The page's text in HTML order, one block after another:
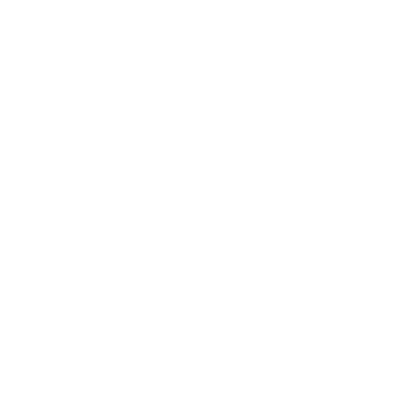
させていただ
了承ください。
き作成されるも
御機器販売店・
ようお願いしま
ズにご登録され
社の共同利用者
とをご了承くだ
ず変更すること
1000ppm以下、
下、フタル酸ジブチ
、
ない年数を意
貨物等」とい
可)を取得する
要な手段を講じ
これらの製造装
通知します。
、取り引きをい
ムロン制御